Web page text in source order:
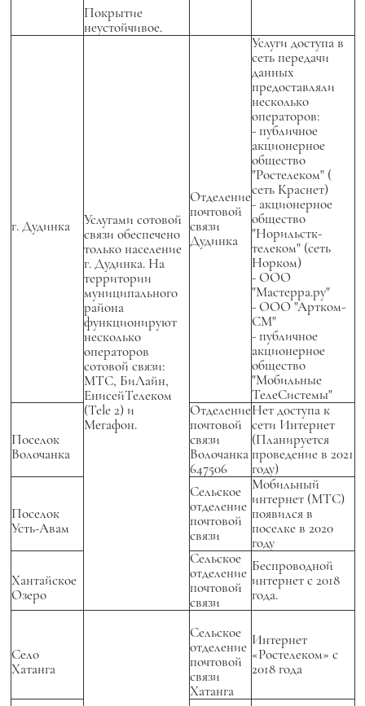
Покрытие
неустойчивое.
г. Дудинка
Услугами сотовой
связи обеспечено
только население
г. Дудинка. На
территории
муниципального
района
функционируют
несколько
операторов
сотовой связи:
МТС, БиЛайн,
ЕнисейТелеком
(Tele 2) и
Мегафон.
Отделение
почтовой
связи
Дудинка
Услуги доступа в
сеть передачи
данных
предоставляли
несколько
операторов:
- публичное
акционерное
общество
"Ростелеком" (
сеть Краснет)
- акционерное
общество
"Норильстк-
телеком" (сеть
Норком)
- ООО
"Мастерра.ру"
- ООО "Артком-
СМ"
- публичное
акционерное
общество
"Мобильные
ТелеСистемы"
Поселок
Волочанка
Отделение
почтовой
связи
Волочанка
647506
Нет доступа к
сети Интернет
(Планируется
проведение в 2021
году)
Поселок
Усть-Авам
Сельское
отделение
почтовой
связи
Мобильный
интернет (МТС)
появился в
поселке в 2020
году
Хантайское
Озеро
Сельское
отделение
почтовой
связи
Беспроводной
интернет с 2018
года.
Село
Хатанга
Сельское
отделение
почтовой
связи
Хатанга
Интернет
«Ростелеком» с
2018 года